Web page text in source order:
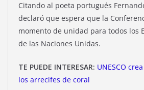
Citando al poeta portugués
declaró que espera que la
momento de unidad para todos los
de las Naciones Unidas.
TE PUEDE INTERESAR: UNESCO
los arrecifes de coral